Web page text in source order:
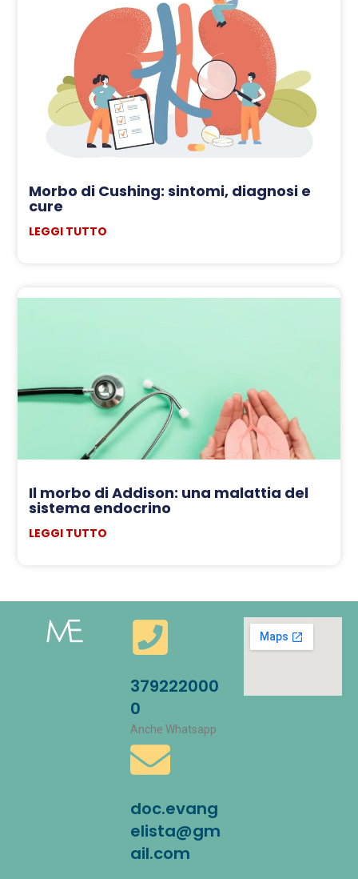
Morbo di Cushing: sintomi, diagnosi e
cure
LEGGI TUTTO
Il morbo di Addison: una malattia del
sistema endocrino
LEGGI TUTTO
379222000
0
Anche Whatsapp
doc.evang
elista@gm
ail.com